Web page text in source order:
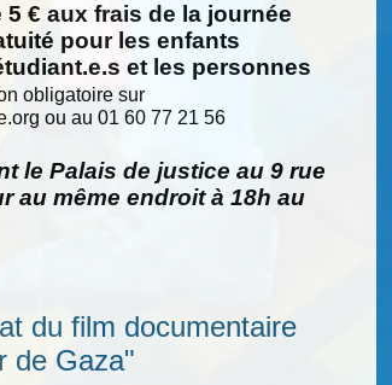
€ aux frais de la journée
pour les enfants
et les personnes
obligatoire sur
ou au 01 60 77 21 56
le Palais de justice au 9 rue
au même endroit à 18h au
du film documentaire
de Gaza"